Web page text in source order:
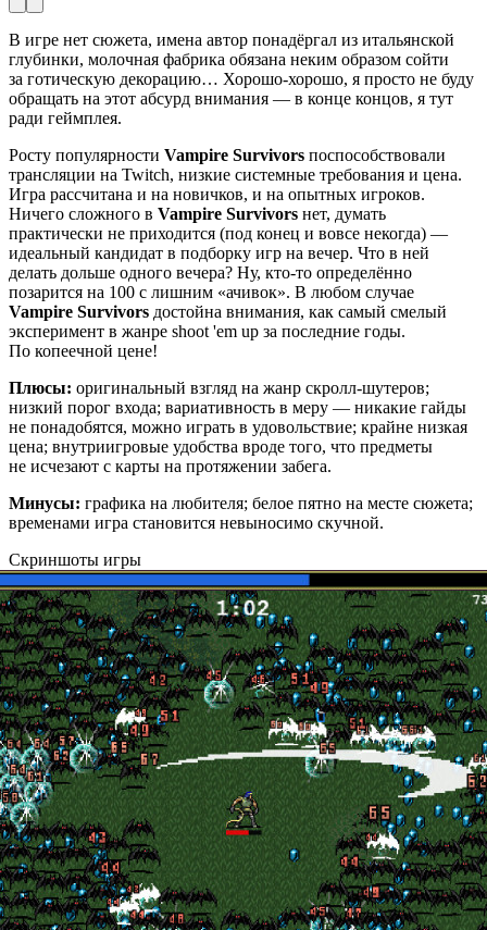
В игре нет сюжета, имена автор понадёргал из итальянской
глубинки, молочная фабрика обязана неким образом сойти
за готическую декорацию… Хорошо-хорошо, я просто не буду
обращать на этот абсурд внимания — в конце концов, я тут
ради геймплея.
Росту популярности Vampire Survivors поспособствовали
трансляции на Twitch, низкие системные требования и цена.
Игра рассчитана и на новичков, и на опытных игроков.
Ничего сложного в Vampire Survivors нет, думать
практически не приходится (под конец и вовсе некогда) —
идеальный кандидат в подборку игр на вечер. Что в ней
делать дольше одного вечера? Ну, кто-то определённо
позарится на 100 с лишним «ачивок». В любом случае
Vampire Survivors достойна внимания, как самый смелый
эксперимент в жанре shoot 'em up за последние годы.
По копеечной цене!
Плюсы: оригинальный взгляд на жанр скролл-шутеров;
низкий порог входа; вариативность в меру — никакие гайды
не понадобятся, можно играть в удовольствие; крайне низкая
цена; внутриигровые удобства вроде того, что предметы
не исчезают с карты на протяжении забега.
Минусы: графика на любителя; белое пятно на месте сюжета;
временами игра становится невыносимо скучной.
Скриншоты игры